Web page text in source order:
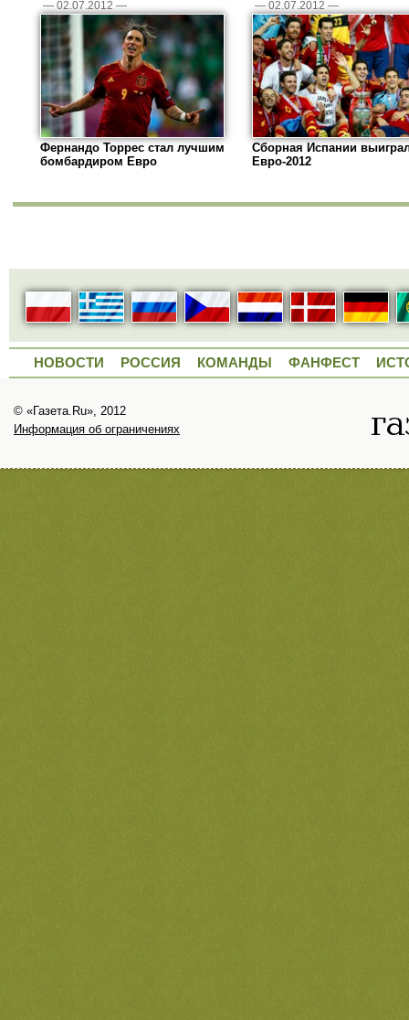
— 02.07.2012 —
Фернандо Торрес стал лучшим
бомбардиром Евро
— 02.07.2012 —
Сборная Испании
Евро-2012
НОВОСТИ РОССИЯ КОМАНДЫ ФАНФЕСТ
© «Газета.Ru», 2012
Информация об ограничениях